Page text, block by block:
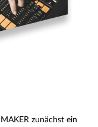
zunächst ein